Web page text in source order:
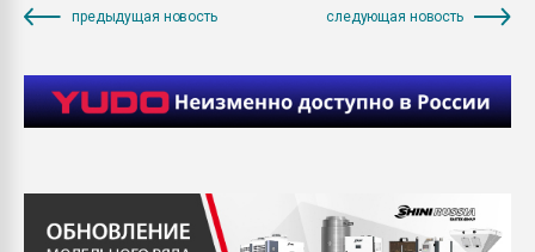
предыдущая новость следующая новость